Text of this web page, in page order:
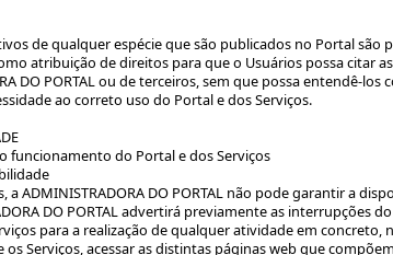
de qualquer espécie que são publicados no Portal são
atribuição de direitos para que o Usuários possa citar
DO PORTAL ou de terceiros, sem que possa entendê-
ao correto uso do Portal e dos Serviços.
funcionamento do Portal e dos Serviços
a ADMINISTRADORA DO PORTAL não pode garantir a
DO PORTAL advertirá previamente as interrupções
para a realização de qualquer atividade em
Serviços, acessar as distintas páginas web que